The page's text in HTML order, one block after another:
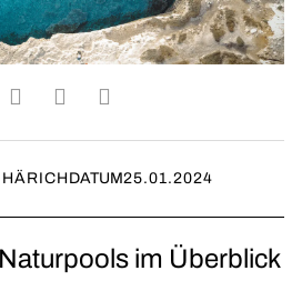
DATUM25.01.2024
im Überblick